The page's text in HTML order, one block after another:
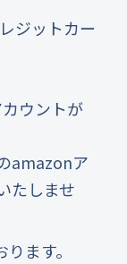
ジットカー
ウントが
amazonア
たしませ
ます。